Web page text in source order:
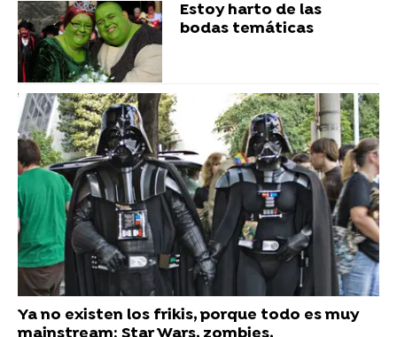
Estoy harto de las
bodas temáticas
Ya no existen los frikis, porque todo es muy